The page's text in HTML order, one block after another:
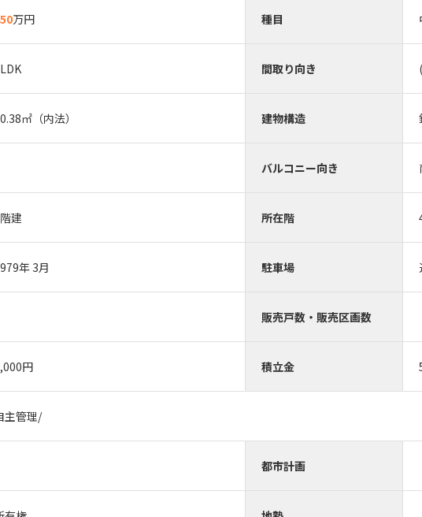
万円 種目
間取り向き
㎡（内法） 建物構造
バルコニー向き
建 所在階
年 3月 駐車場
販売戸数・販売区画数
円 積立金
主管理/
都市計画